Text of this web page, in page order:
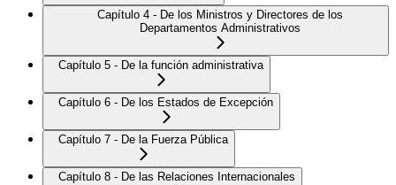
Capítulo 4 - De los Ministros y Directores de los
Departamentos Administrativos
Capítulo 5 - De la función administrativa
Capítulo 6 - De los Estados de Excepción
Capítulo 7 - De la Fuerza Pública
Capítulo 8 - De las Relaciones Internacionales